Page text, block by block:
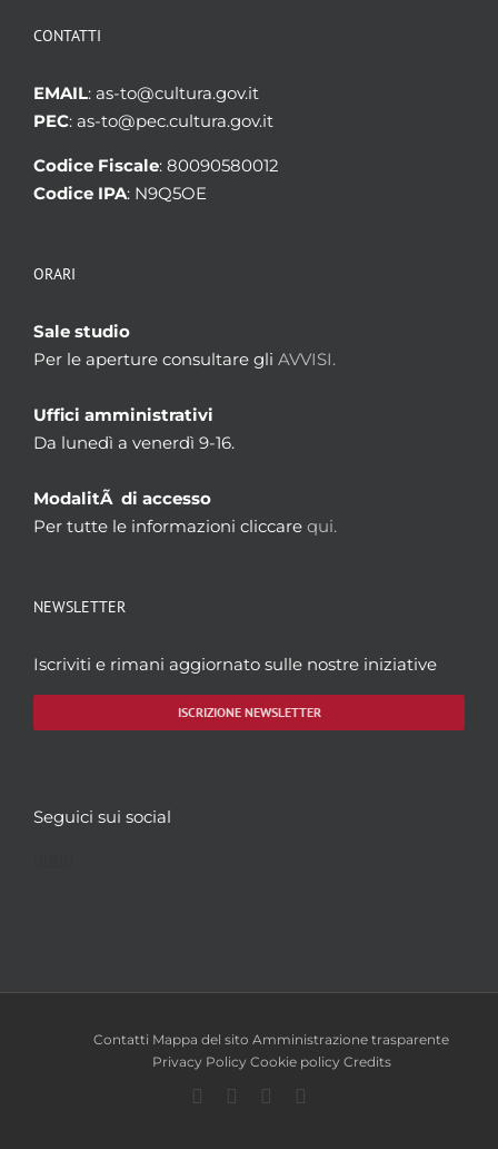
CONTATTI
EMAIL: as-to@cultura.gov.it
PEC: as-to@pec.cultura.gov.it
Codice Fiscale: 80090580012
Codice IPA: N9Q5OE
ORARI
Sale studio
Per le aperture consultare gli AVVISI.
Uffici amministrativi
Da lunedì a venerdì 9-16.
ModalitÃ di accesso
Per tutte le informazioni cliccare qui.
NEWSLETTER
Iscriviti e rimani aggiornato sulle nostre iniziative
ISCRIZIONE NEWSLETTER
Seguici sui social
Contatti Mappa del sito Amministrazione trasparente
Privacy Policy Cookie policy Credits
Facebook
TwitterYouTube